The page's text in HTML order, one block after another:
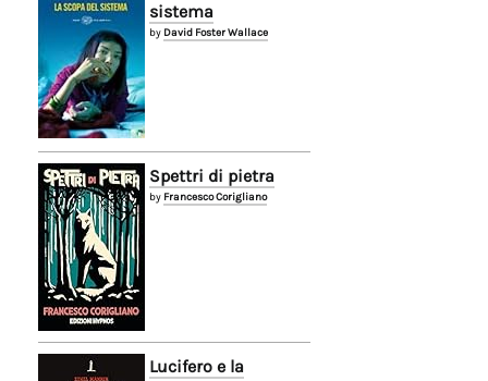
sistema
by David Foster Wallace
Spettri di pietra
by Francesco Corigliano
Lucifero e la